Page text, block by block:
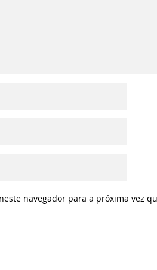
navegador para a próxima vez